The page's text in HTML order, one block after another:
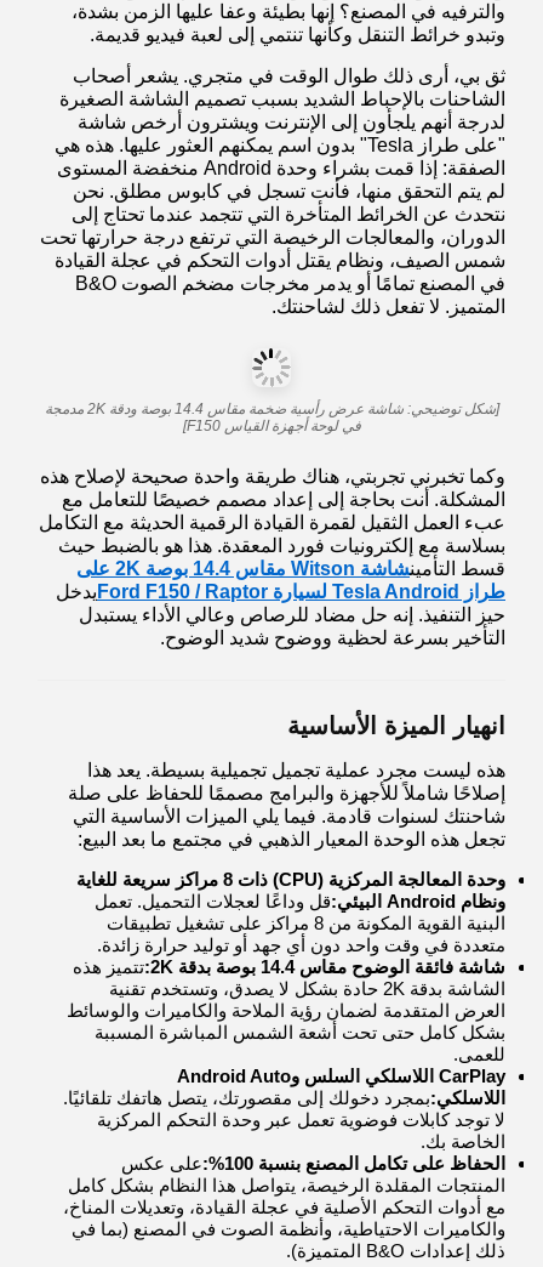
والترفيه في المصنع؟ إنها بطيئة وعفا عليها الزمن بشدة،
وتبدو خرائط التنقل وكأنها تنتمي إلى لعبة فيديو قديمة.
ثق بي، أرى ذلك طوال الوقت في متجري. يشعر أصحاب
الشاحنات بالإحباط الشديد بسبب تصميم الشاشة الصغيرة
لدرجة أنهم يلجأون إلى الإنترنت ويشترون أرخص شاشة
"على طراز Tesla" بدون اسم يمكنهم العثور عليها. هذه هي
الصفقة: إذا قمت بشراء وحدة Android منخفضة المستوى
لم يتم التحقق منها، فأنت تسجل في كابوس مطلق. نحن
نتحدث عن الخرائط المتأخرة التي تتجمد عندما تحتاج إلى
الدوران، والمعالجات الرخيصة التي ترتفع درجة حرارتها تحت
شمس الصيف، ونظام يقتل أدوات التحكم في عجلة القيادة
في المصنع تمامًا أو يدمر مخرجات مضخم الصوت B&O
المتميز. لا تفعل ذلك لشاحنتك.
[شكل توضيحي: شاشة عرض رأسية ضخمة مقاس 14.4 بوصة ودقة 2K مدمجة
في لوحة أجهزة القياس F150]
وكما تخبرني تجربتي، هناك طريقة واحدة صحيحة لإصلاح هذه
المشكلة. أنت بحاجة إلى إعداد مصمم خصيصًا للتعامل مع
عبء العمل الثقيل لقمرة القيادة الرقمية الحديثة مع التكامل
بسلاسة مع إلكترونيات فورد المعقدة. هذا هو بالضبط حيث
قسط التأمين
شاشة Witson مقاس 14.4 بوصة 2K على
طراز Tesla Android لسيارة Ford F150 / Raptor
يدخل
حيز التنفيذ. إنه حل مضاد للرصاص وعالي الأداء يستبدل
التأخير بسرعة لحظية ووضوح شديد الوضوح.
انهيار الميزة الأساسية
هذه ليست مجرد عملية تجميل تجميلية بسيطة. يعد هذا
إصلاحًا شاملاً للأجهزة والبرامج مصممًا للحفاظ على صلة
شاحنتك لسنوات قادمة. فيما يلي الميزات الأساسية التي
تجعل هذه الوحدة المعيار الذهبي في مجتمع ما بعد البيع:
وحدة المعالجة المركزية (CPU) ذات 8 مراكز سريعة للغاية
ونظام Android البيئي:
قل وداعًا لعجلات التحميل. تعمل
البنية القوية المكونة من 8 مراكز على تشغيل تطبيقات
متعددة في وقت واحد دون أي جهد أو توليد حرارة زائدة.
شاشة فائقة الوضوح مقاس 14.4 بوصة بدقة 2K:
تتميز هذه
الشاشة بدقة 2K حادة بشكل لا يصدق، وتستخدم تقنية
العرض المتقدمة لضمان رؤية الملاحة والكاميرات والوسائط
بشكل كامل حتى تحت أشعة الشمس المباشرة المسببة
للعمى.
CarPlay اللاسلكي السلس وAndroid Auto
اللاسلكي:بمجرد دخولك إلى مقصورتك، يتصل هاتفك تلقائيًا.
لا توجد كابلات فوضوية تعمل عبر وحدة التحكم المركزية
الخاصة بك.
الحفاظ على تكامل المصنع بنسبة 100%:
على عكس
المنتجات المقلدة الرخيصة، يتواصل هذا النظام بشكل كامل
مع أدوات التحكم الأصلية في عجلة القيادة، وتعديلات المناخ،
والكاميرات الاحتياطية، وأنظمة الصوت في المصنع (بما في
ذلك إعدادات B&O المتميزة).